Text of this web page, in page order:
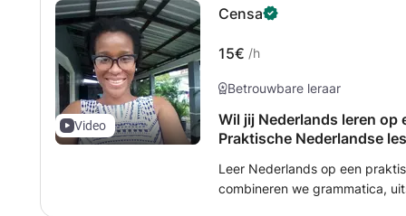
voor individuele lessen of
Nederlandse taal- en
Video
Censa
15€ /h
Betrouwbare leraar
Wil jij Nederlands leren op
Praktische Nederlandse
Leer Nederlands op een
combineren we grammatica,